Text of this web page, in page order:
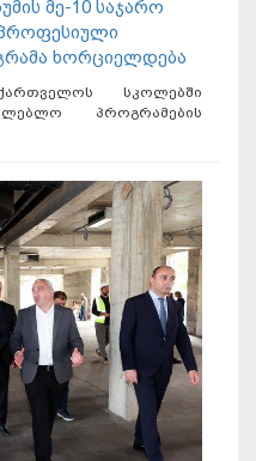
მე-10 საჯარო
ხორციელდება
სკოლებში
პროგრამების